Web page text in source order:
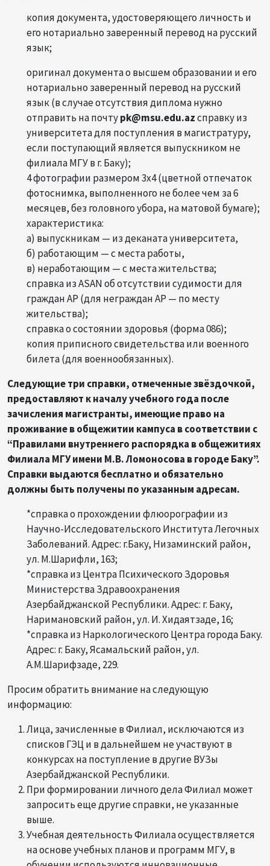
копия документа, удостоверяющего личность и
его нотариально заверенный перевод на русский
язык;
оригинал документа о высшем образовании и его
нотариально заверенный перевод на русский
язык (в случае отсутствия диплома нужно
отправить на почтуpk@msu.edu.azсправку из
университета для поступления в магистратуру,
если поступающий является выпускником не
филиала МГУ в г. Баку);
4 фотографии размером 3x4 (цветной отпечаток
фотоснимка, выполненного не более чем за 6
месяцев, без головного убора, на матовой бумаге);
характеристика:
а) выпускникам — из деканата университета,
б) работающим — с места работы,
в) неработающим — с места жительства;
справка из ASAN об отсутствии судимости для
граждан АP (для неграждан АР — по месту
жительства);
справка о состоянии здоровья (форма 086);
копия приписного свидетельства или военного
билета (для военнообязанных).
Следующие три справки, отмеченные звёздочкой,
предоставляют к началу учебного года после
зачисления магистранты, имеющие право на
проживание в общежитии кампуса в соответствии с
“Правилами внутреннего распорядка в общежитиях
Филиала МГУ имени М.В. Ломоносова в городе Баку”.
Справки выдаются бесплатно и обязательно
должны быть получены по указанным адресам.
*справка о прохождении флюорографии из
Научно-Исследовательского Института Легочных
Заболеваний. Адрес: г.Баку, Низаминский район,
ул. М.Шарифли, 163;
*cправка из Центра Психического Здоровья
Министерства Здравоохранения
Азербайджанской Республики. Адрес: г. Баку,
Наримановский район, ул. И. Хидаятзаде, 16;
*cправка из Наркологического Центра города Баку.
Адрес: г. Баку, Ясамальский район, ул.
А.M.Шарифзаде, 229.
Просим обратить внимание на следующую
информацию:
Лица, зачисленные в Филиал, исключаются из
списков ГЭЦ и в дальнейшем не участвуют в
конкурсах на поступление в другие ВУЗы
Азербайджанской Республики.
При формировании личного дела Филиал может
запросить еще другие справки, не указанные
выше.
Учебная деятельность Филиала осуществляется
на основе учебных планов и программ МГУ, в